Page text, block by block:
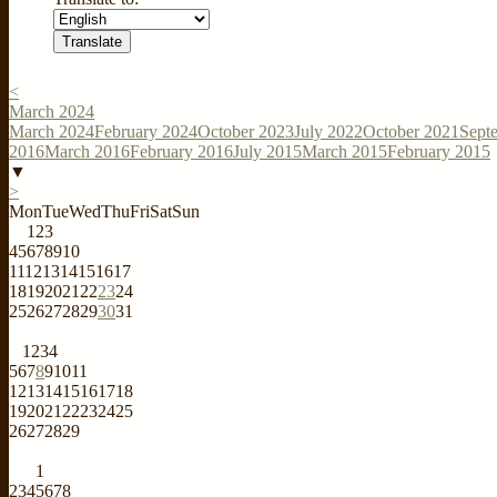
<
March 2024
March 2024February 2024October 2023July 2022October 2021
2016March 2016February 2016July 2015March 2015February 2015
▼
>
MonTueWedThuFriSatSun
1 23
45678910
11121314151617
18192021 222324
25262728293031
1 234
567891011
12131415161718
192021 22232425
26272829
1
2345678